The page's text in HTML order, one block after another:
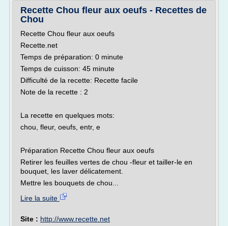
Recette Chou fleur aux oeufs - Recettes de
Chou
Recette Chou fleur aux oeufs
Recette.net
Temps de préparation: 0 minute
Temps de cuisson: 45 minute
Difficulté de la recette: Recette facile
Note de la recette : 2
La recette en quelques mots:
chou, fleur, oeufs, entr, e
Préparation Recette Chou fleur aux oeufs
Retirer les feuilles vertes de chou -fleur et tailler-le en
bouquet, les laver délicatement.
Mettre les bouquets de chou...
Lire la suite
Site : http://www.recette.net